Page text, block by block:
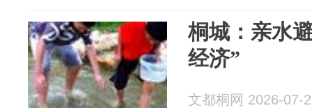
桐城：亲水
经济”
文都桐网 2026-07-